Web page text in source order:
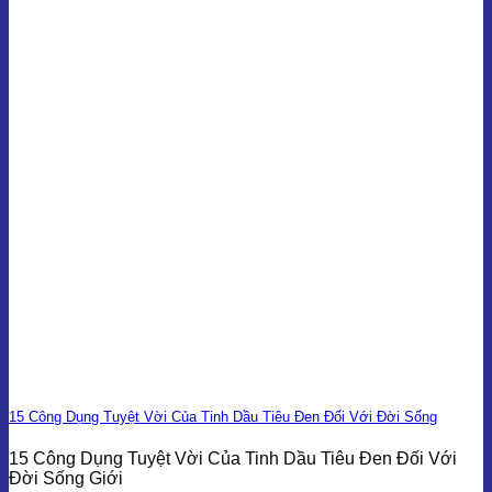
15 Công Dụng Tuyệt Vời Của Tinh Dầu Tiêu Đen Đối Với Đời Sống
15 Công Dụng Tuyệt Vời Của Tinh Dầu Tiêu Đen Đối Với
Đời Sống Giới